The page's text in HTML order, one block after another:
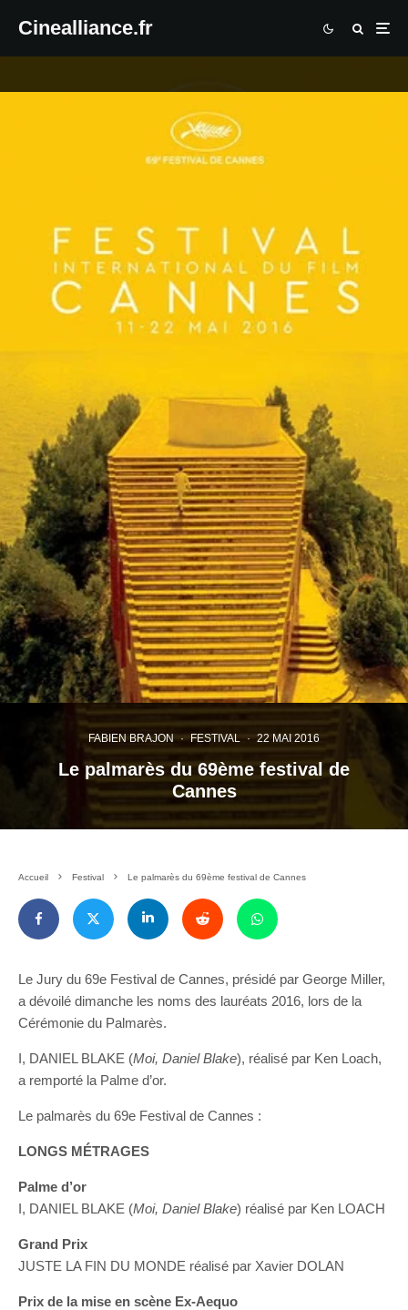
Cinealliance.fr
FABIEN BRAJON · FESTIVAL · 22 MAI 2016
Le palmarès du 69ème festival de
Cannes
Accueil Festival Le palmarès du 69ème festival de Cannes
Le Jury du 69e Festival de Cannes, présidé par George Miller,
a dévoilé dimanche les noms des lauréats 2016, lors de la
Cérémonie du Palmarès.
I, DANIEL BLAKE (Moi, Daniel Blake), réalisé par Ken Loach,
a remporté la Palme d’or.
Le palmarès du 69e Festival de Cannes :
LONGS MÉTRAGES
Palme d’or
I, DANIEL BLAKE (Moi, Daniel Blake) réalisé par Ken LOACH
Grand Prix
JUSTE LA FIN DU MONDE réalisé par Xavier DOLAN
Prix de la mise en scène Ex-Aequo